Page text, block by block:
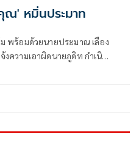
' หมิ่นประมาท
พร้อมด้วยนายประมาณ เลือง
ความเอาผิดนายภูดิท กำเนิด